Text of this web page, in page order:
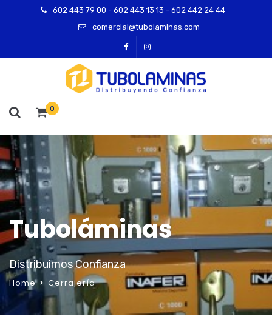
602 443 79 00 - 602 443 13 13 - 602 442 24 44
comercial@tubolaminas.com
0
Tuboláminas
Distribuimos Confianza
Home Cerrajería